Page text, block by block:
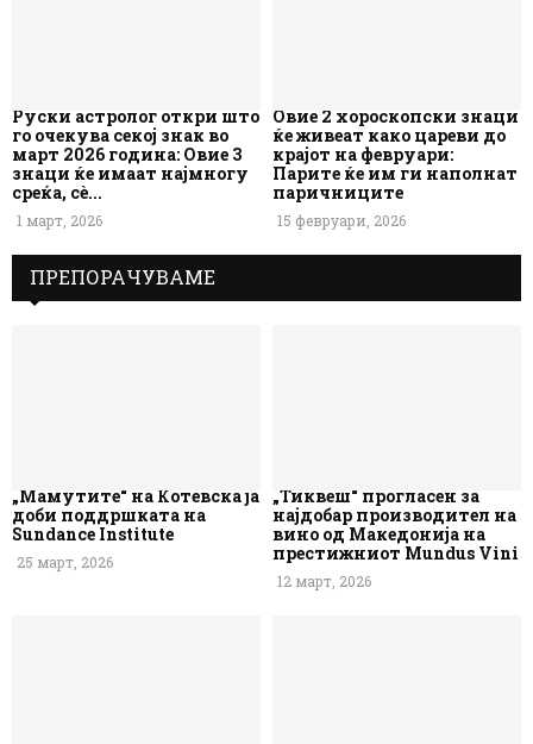
Руски астролог откри што
го очекува секој знак во
март 2026 година: Овие 3
знаци ќе имаат најмногу
среќа, сè...
1 март, 2026
Овие 2 хороскопски знаци
ќе живеат како цареви до
крајот на февруари:
Парите ќе им ги наполнат
паричниците
15 февруари, 2026
ПРЕПОРАЧУВАМЕ
„Мамутите“ на Котевска ја
доби поддршката на
Sundance Institute
25 март, 2026
„Тиквеш“ прогласен за
најдобар производител на
вино од Македонија на
престижниот Mundus Vini
12 март, 2026